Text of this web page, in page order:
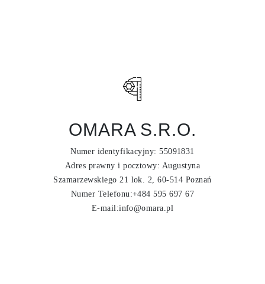
OMARA S.R.O.
Numer identyfikacyjny: 55091831
Adres prawny i pocztowy: Augustyna
Szamarzewskiego 21 lok. 2, 60-514 Poznań
Numer Telefonu:+484 595 697 67
E-mail:info@omara.pl